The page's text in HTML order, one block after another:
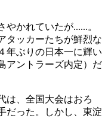
かれていたが......。
タッカーたちが鮮烈な
年ぶりの日本一に輝い
アントラーズ内定）だ
は、全国大会はおろ
だった。しかし、東淀